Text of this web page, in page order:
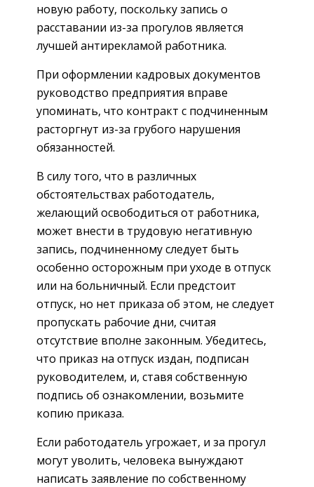
новую работу, поскольку запись о
расставании из-за прогулов является
лучшей антирекламой работника.
При оформлении кадровых документов
руководство предприятия вправе
упоминать, что контракт с подчиненным
расторгнут из-за грубого нарушения
обязанностей.
В силу того, что в различных
обстоятельствах работодатель,
желающий освободиться от работника,
может внести в трудовую негативную
запись, подчиненному следует быть
особенно осторожным при уходе в отпуск
или на больничный. Если предстоит
отпуск, но нет приказа об этом, не следует
пропускать рабочие дни, считая
отсутствие вполне законным. Убедитесь,
что приказ на отпуск издан, подписан
руководителем, и, ставя собственную
подпись об ознакомлении, возьмите
копию приказа.
Если работодатель угрожает, и за прогул
могут уволить, человека вынуждают
написать заявление по собственному